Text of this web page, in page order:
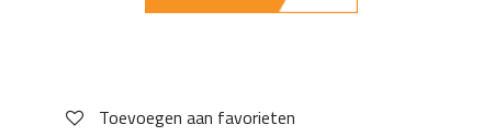
Toevoegen aan favorieten